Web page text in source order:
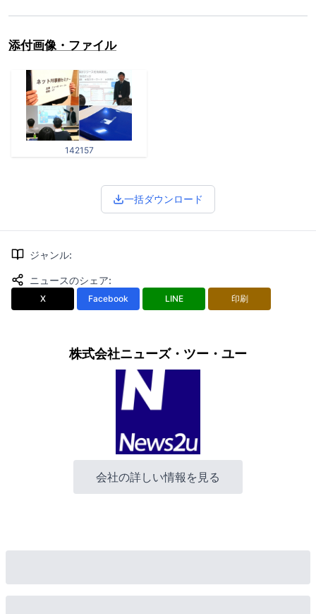
添付画像・ファイル
142157
一括ダウンロード
ジャンル:
ニュースのシェア:
X Facebook LINE 印刷
株式会社ニューズ・ツー・ユー
会社の詳しい情報を見る